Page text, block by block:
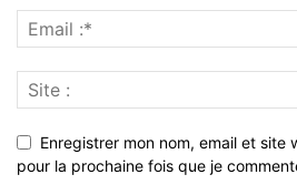
Enregistrer mon nom, email et site
pour la prochaine fois que je